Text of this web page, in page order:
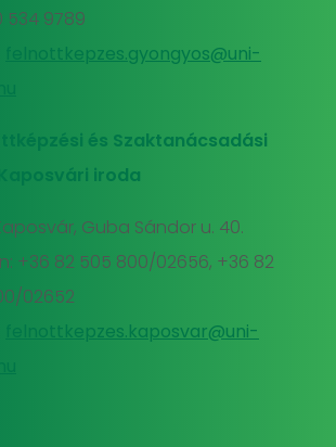
534 9789
felnottkepzes.gyongyos@uni-
és Szaktanácsadási
iroda
Guba Sándor u. 40.
+36 82 505 800/02656, +36 82
02652
felnottkepzes.kaposvar@uni-